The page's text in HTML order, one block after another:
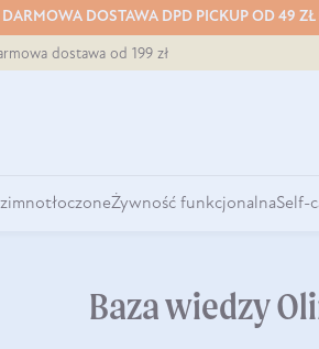
DARMOWA DOSTAWA DPD PICKUP OD 49
dostawa od 199 zł
Żywność funkcjonalnaSelf-
Baza wiedzy